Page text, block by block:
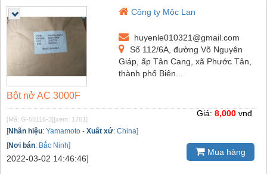
Công ty Mộc Lan
huyenle010321@gmail.com
Số 112/6A, đường Võ Nguyên
Giáp, ấp Tân Cang, xã Phước Tân,
thành phố Biên...
Bột nở AC 3000F
[Mã: G-55116-3] [xem: 1761]
[Nhãn hiệu: Yamamoto - Xuất xứ: China]
[Nơi bán: Bắc Ninh]
2022-03-02 14:46:46]
Giá: 8,000 vnđ
Mua hàng